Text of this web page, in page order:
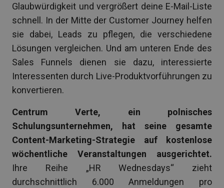
Glaubwürdigkeit und vergrößert deine E-Mail-Liste
schnell. In der Mitte der Customer Journey helfen
sie dabei, Leads zu pflegen, die verschiedene
Lösungen vergleichen. Und am unteren Ende des
Sales Funnels dienen sie dazu, interessierte
Interessenten durch Live-Produktvorführungen zu
konvertieren.
Centrum Verte, ein polnisches
Schulungsunternehmen, hat seine gesamte
Content-Marketing-Strategie auf kostenlose
wöchentliche Veranstaltungen ausgerichtet.
Ihre Reihe „HR Wednesdays“ zieht
durchschnittlich 6.000 Anmeldungen pro